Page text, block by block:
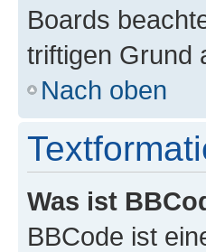
Boards
triftigen Grund
Nach oben
Was ist
BBCode ist